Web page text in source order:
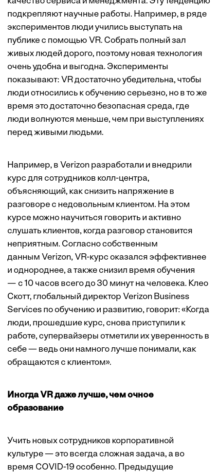
подкрепляют научные работы. Например, в ряде
экспериментов люди учились выступать на
публике с помощью VR. Собрать полный зал
живых людей дорого, поэтому новая технология
очень удобна и выгодна. Эксперименты
показывают: VR достаточно убедительна, чтобы
люди относились к обучению серьезно, но в то же
время это достаточно безопасная среда, где
люди волнуются меньше, чем при выступлениях
перед живыми людьми.
Например, в Verizon разработали и внедрили
курс для сотрудников колл-центра,
объясняющий, как снизить напряжение в
разговоре с недовольным клиентом. На этом
курсе можно научиться говорить и активно
слушать клиентов, когда разговор становится
неприятным. Согласно собственным
данным Verizon, VR-курс оказался эффективнее
и однороднее, а также снизил время обучения
— с 10 часов всего до 30 минут на человека. Клео
Скотт, глобальный директор Verizon Business
Services по обучению и развитию, говорит: «Когда
люди, прошедшие курс, снова приступили к
работе, супервайзеры отметили их уверенность в
себе — ведь они намного лучше понимали, как
обращаются с клиентом».
Иногда VR даже лучше, чем очное
образование
Учить новых сотрудников корпоративной
культуре — это всегда сложная задача, а во
время COVID-19 особенно. Предыдущие